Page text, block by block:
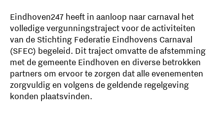
Eindhoven247 heeft in aanloop naar carnaval het
volledige vergunningstraject voor de activiteiten
van de Stichting Federatie Eindhovens Carnaval
(SFEC) begeleid. Dit traject omvatte de afstemming
met de gemeente Eindhoven en diverse betrokken
partners om ervoor te zorgen dat alle evenementen
zorgvuldig en volgens de geldende regelgeving
konden plaatsvinden.